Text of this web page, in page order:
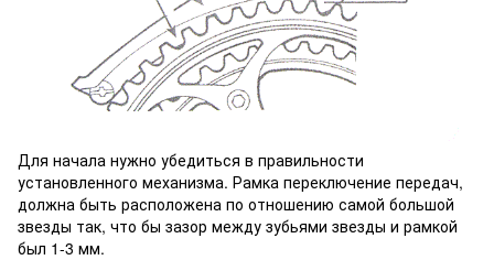
Для начала нужно убедиться в правильности
установленного механизма. Рамка переключение передач,
должна быть расположена по отношению самой большой
звезды так, что бы зазор между зубьями звезды и рамкой
был 1-3 мм.